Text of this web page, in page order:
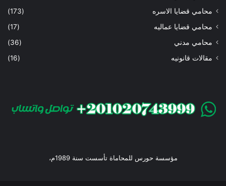
محامي قضايا الاسره
(173)
محامي قضايا عماليه
(17)
محامي مدني
(36)
مقالات قانونيه
(16)
مؤسسة حورس للمحاماة تأسست سنة 1989م،